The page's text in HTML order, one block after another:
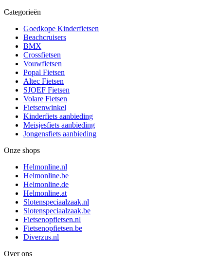
Categorieën
Goedkope Kinderfietsen
Beachcruisers
BMX
Crossfietsen
Vouwfietsen
Popal Fietsen
Altec Fietsen
SJOEF Fietsen
Volare Fietsen
Fietsenwinkel
Kinderfiets aanbieding
Meisjesfiets aanbieding
Jongensfiets aanbieding
Onze shops
Helmonline.nl
Helmonline.be
Helmonline.de
Helmonline.at
Slotenspeciaalzaak.nl
Slotenspeciaalzaak.be
Fietsenopfietsen.nl
Fietsenopfietsen.be
Diverzus.nl
Over ons